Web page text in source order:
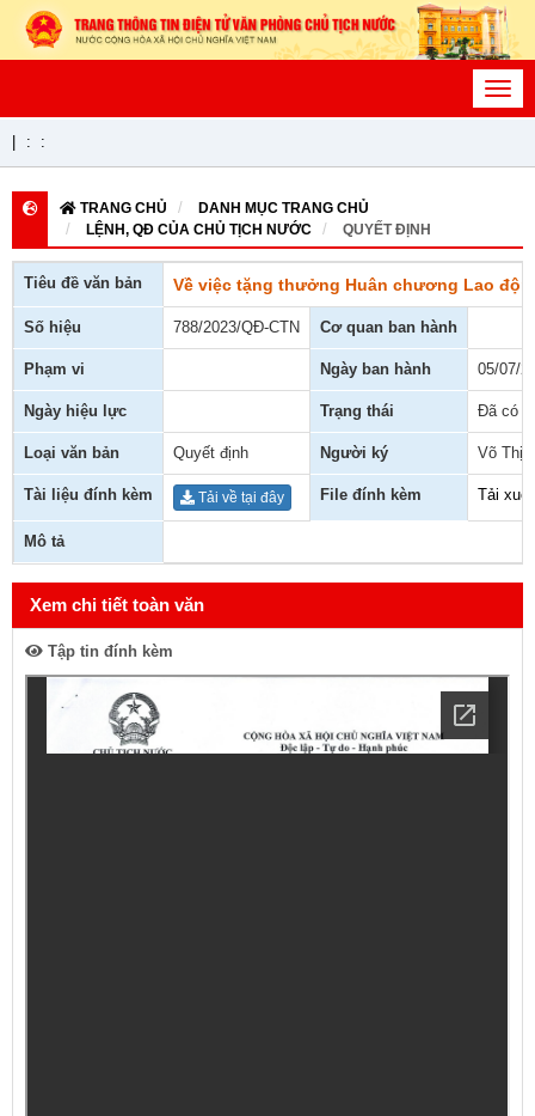
: :
TRANG CHỦ
DANH MỤC TRANG CHỦ
LỆNH, QĐ CỦA CHỦ TỊCH NƯỚC
QUYẾT ĐỊNH
Tiêu đề văn bản Về việc tặng thưởng Huân chương Lao
Số hiệu 788/2023/QĐ-CTN Cơ quan ban hành
Phạm vi Ngày ban hành 05/07/
Ngày hiệu lực Trạng thái Đã có
Loại văn bản Quyết định Người ký Võ Thị
Tài liệu đính kèm Tải về tại đây File đính kèm Tải
Mô tả
Xem chi tiết toàn văn
Tập tin đính kèm